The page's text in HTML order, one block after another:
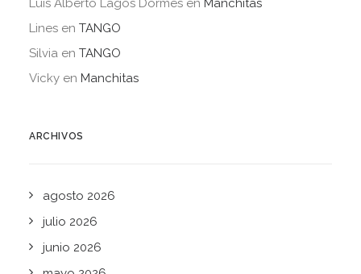
Luis Alberto Lagos Dormes en Manchitas
Lines en TANGO
Silvia en TANGO
Vicky en Manchitas
ARCHIVOS
agosto 2026
julio 2026
junio 2026